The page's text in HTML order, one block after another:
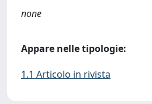
none
Appare nelle tipologie:
1.1 Articolo in rivista